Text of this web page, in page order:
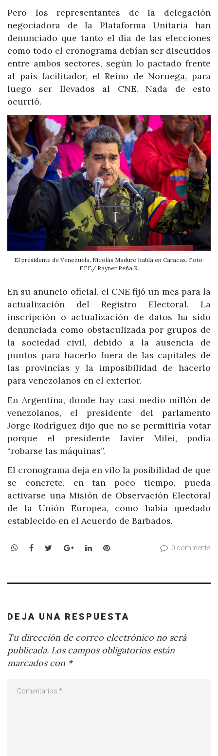
Pero los representantes de la delegación
negociadora de la Plataforma Unitaria han
denunciado que tanto el día de las elecciones
como todo el cronograma debían ser discutidos
entre ambos sectores, según lo pactado frente
al país facilitador, el Reino de Noruega, para
luego ser llevados al CNE. Nada de esto
ocurrió.
El presidente de Venezuela, Nicolás Maduro habla en Caracas. Foto:
EFE/ Rayner Peña R.
En su anuncio oficial, el CNE fijó un mes para la
actualización del Registro Electoral. La
inscripción o actualización de datos ha sido
denunciada como obstaculizada por grupos de
la sociedad civil, debido a la ausencia de
puntos para hacerlo fuera de las capitales de
las provincias y la imposibilidad de hacerlo
para venezolanos en el exterior.
En Argentina, donde hay casi medio millón de
venezolanos, el presidente del parlamento
Jorge Rodríguez dijo que no se permitiría votar
porque el presidente Javier Milei, podía
“robarse las máquinas”.
El cronograma deja en vilo la posibilidad de que
se concrete, en tan poco tiempo, pueda
activarse una Misión de Observación Electoral
de la Unión Europea, como había quedado
establecido en el Acuerdo de Barbados.
WhatsApp
Facebook
TwitterGoogle+LinkedInPinterest 0 comments
DEJA UNA RESPUESTA
Tu dirección de correo electrónico no será
publicada. Los campos obligatorios están
marcados con *